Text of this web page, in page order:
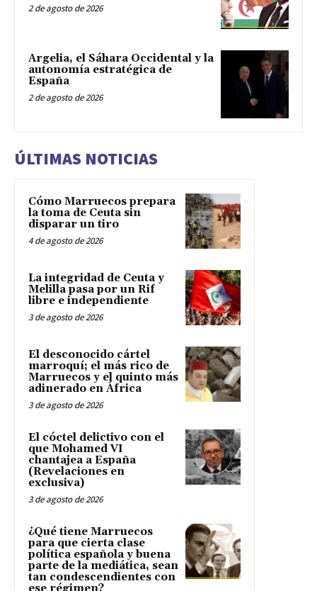
2 de agosto de 2026
Argelia, el Sáhara Occidental y la
autonomía estratégica de
España
2 de agosto de 2026
ÚLTIMAS NOTICIAS
Cómo Marruecos prepara
la toma de Ceuta sin
disparar un tiro
4 de agosto de 2026
La integridad de Ceuta y
Melilla pasa por un Rif
libre e independiente
3 de agosto de 2026
El desconocido cártel
marroquí; el más rico de
Marruecos y el quinto más
adinerado en África
3 de agosto de 2026
El cóctel delictivo con el
que Mohamed VI
chantajea a España
(Revelaciones en
exclusiva)
3 de agosto de 2026
¿Qué tiene Marruecos
para que cierta clase
política española y buena
parte de la mediática, sean
tan condescendientes con
ese régimen?